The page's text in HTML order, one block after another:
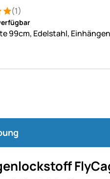
5 von 5 (1 Bewertungen)
(1)
99cm, Edelstahl,